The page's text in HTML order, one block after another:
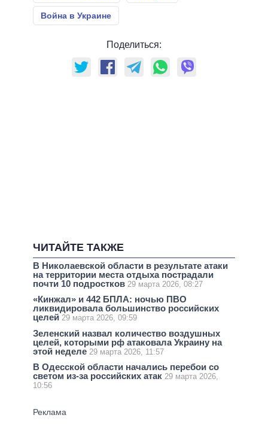
Война в Украине
Поделиться:
ЧИТАЙТЕ ТАКЖЕ
В Николаевской области в результате атаки
на территории места отдыха пострадали
почти 10 подростков 29 марта 2026, 08:27
«Кинжал» и 442 БПЛА: ночью ПВО
ликвидировала большинство российских
целей 29 марта 2026, 09:59
Зеленский назвал количество воздушных
целей, которыми рф атаковала Украину на
этой неделе 29 марта 2026, 11:57
В Одесской области начались перебои со
светом из-за российских атак 29 марта 2026,
10:56